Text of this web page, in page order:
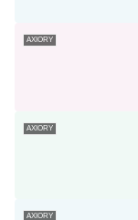
AXIORY
AXIORY
AXIORY